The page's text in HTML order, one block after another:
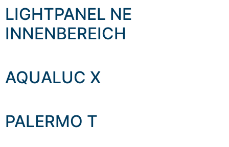
LIGHTPANEL NE
INNENBEREICH
AQUALUC X
PALERMO T